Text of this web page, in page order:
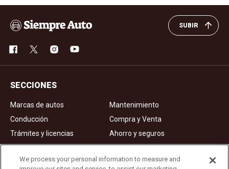
SUBIR
SECCIONES
Marcas de autos
Mantenimiento
Conducción
Compra y Venta
Trámites y licencias
Ahorro y seguros
Noticias
Videos de autos
We process your personal information to measure and